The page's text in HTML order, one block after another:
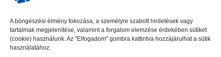
A böngészési élmény fokozása, a személyre szabott hirdetések vagy
tartalmak megjelenítése, valamint a forgalom elemzése érdekében sütiket
(cookie) használunk. Az "Elfogadom" gombra kattintva hozzájárulhat a sütik
használatához.
előző cikk következő cikk